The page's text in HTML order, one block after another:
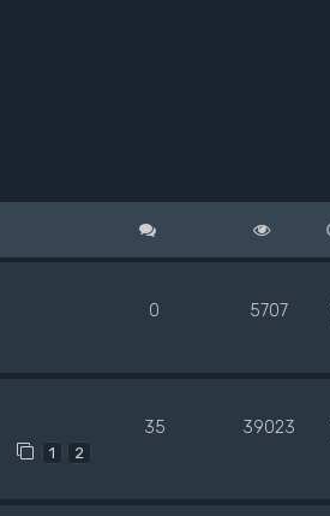
0 5707
1 2
35 39023